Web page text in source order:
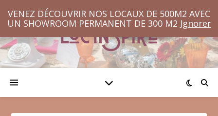
VENEZ DÉCOUVRIR NOS LOCAUX DE 500M2 AVEC
UN SHOWROOM PERMANENT DE 300 M2 Ignorer